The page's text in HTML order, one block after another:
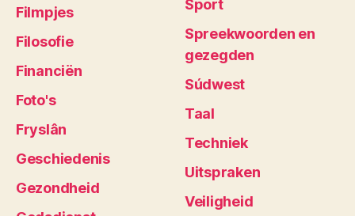
Filmpjes
Filosofie
Financiën
Foto's
Fryslân
Geschiedenis
Gezondheid
Sport
Spreekwoorden en
gezegden
Súdwest
Taal
Techniek
Uitspraken
Veiligheid